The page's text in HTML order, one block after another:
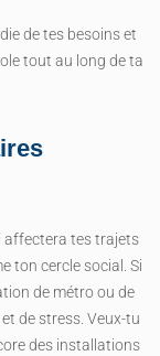
de tes besoins et
tout au long de ta
affectera tes trajets
ton cercle social. Si
de métro ou de
de stress. Veux-tu
des installations